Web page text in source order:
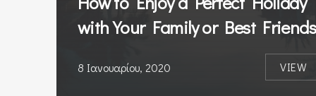
with Your Family or Best Friends
8 Ιανουαρίου, 2020 VIEW
HOW